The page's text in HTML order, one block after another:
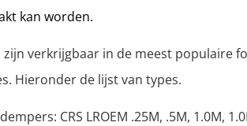
kan worden.
zijn verkrijgbaar in de meest populaire
Hieronder de lijst van types.
CRS LROEM .25M, .5M, 1.0M,